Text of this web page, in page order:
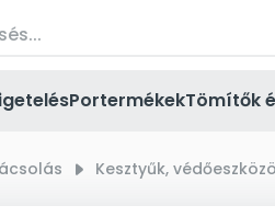
PortermékekTömítők
right_small Kesztyűk,